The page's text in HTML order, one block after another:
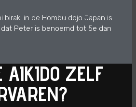
biraki in de Hombu dojo Japan is
Peter is benoemd tot 5e dan
AIKIDO ZELF